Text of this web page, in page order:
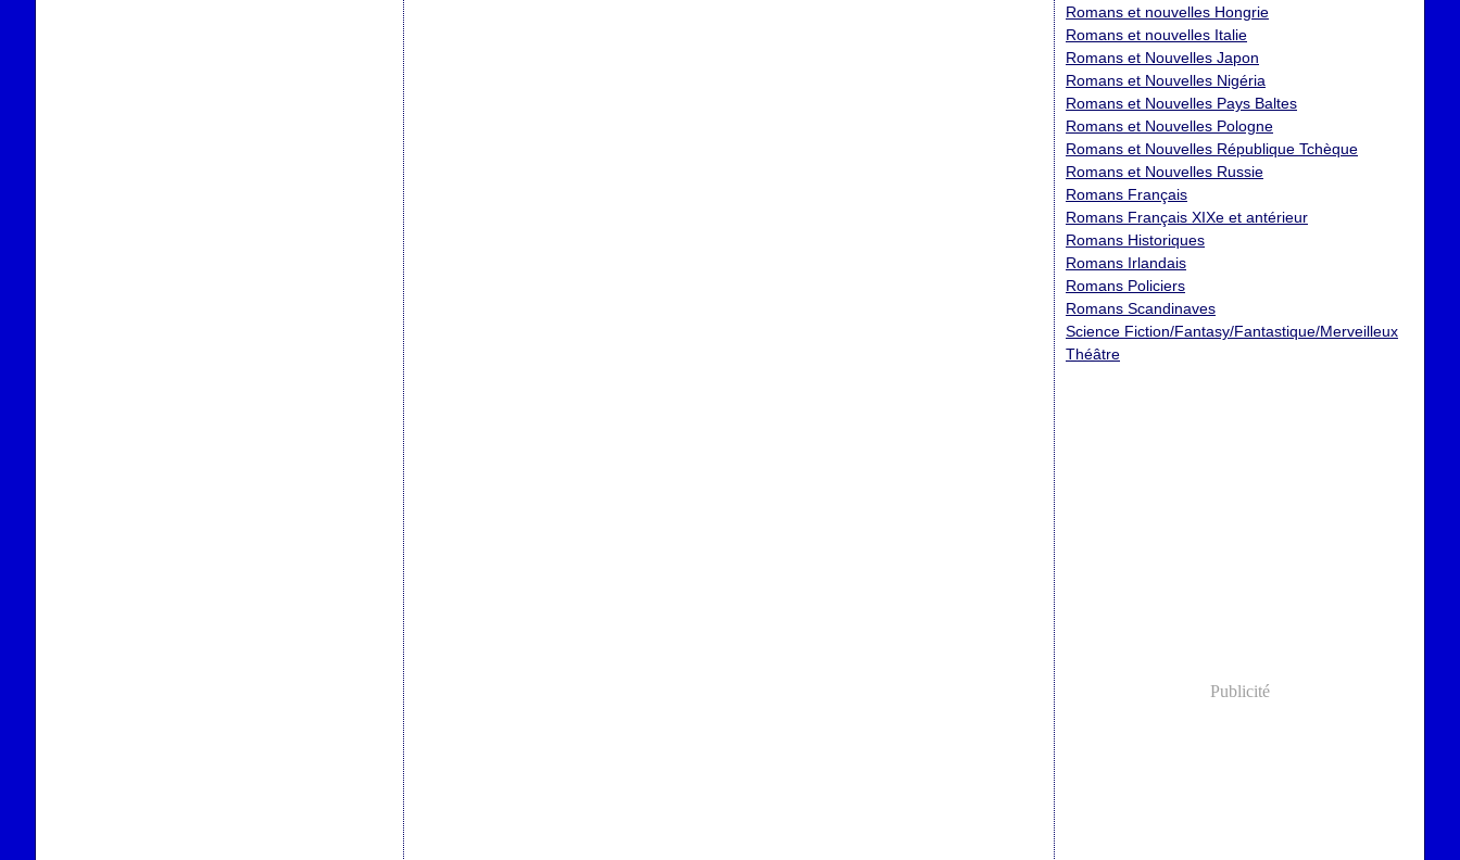
Romans et nouvelles Hongrie
Romans et nouvelles Italie
Romans et Nouvelles Japon
Romans et Nouvelles Nigéria
Romans et Nouvelles Pays Baltes
Romans et Nouvelles Pologne
Romans et Nouvelles République Tchèque
Romans et Nouvelles Russie
Romans Français
Romans Français XIXe et antérieur
Romans Historiques
Romans Irlandais
Romans Policiers
Romans Scandinaves
Science Fiction/Fantasy/Fantastique/Merveilleux
Théâtre
Publicité